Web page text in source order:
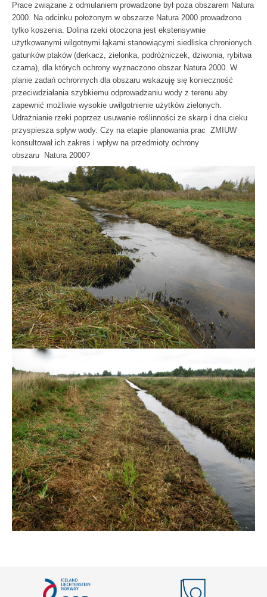
Prace związane z odmulaniem prowadzone był poza obszarem Natura
2000. Na odcinku położonym w obszarze Natura 2000 prowadzono
tylko koszenia. Dolina rzeki otoczona jest ekstensywnie
użytkowanymi wilgotnymi łąkami stanowiącymi siedliska chronionych
gatunków ptaków (derkacz, zielonka, podróżniczek, dziwonia, rybitwa
czarna), dla których ochrony wyznaczono obszar Natura 2000. W
planie zadań ochronnych dla obszaru wskazuję się konieczność
przeciwdziałania szybkiemu odprowadzaniu wody z terenu aby
zapewnić możliwie wysokie uwilgotnienie użytków zielonych.
Udrażnianie rzeki poprzez usuwanie roślinności ze skarp i dna cieku
przyspiesza spływ wody. Czy na etapie planowania prac ZMIUW
konsultował ich zakres i wpływ na przedmioty ochrony
obszaru
Natura 2000?